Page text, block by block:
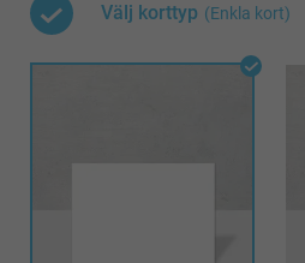
Välj korttyp (Enkla kort)